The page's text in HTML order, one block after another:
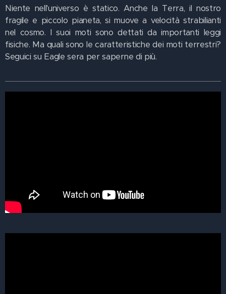
Niente nell'universo è statico. Anche la Terra, il nostro
fragile e piccolo pianeta, si muove a velocità strabilianti
nel cosmo. I suoi moti sono dettati da importanti leggi
fisiche. Ma quali sono le caratteristiche dei moti terrestri?
Seguici su Eagle sera per saperne di più.